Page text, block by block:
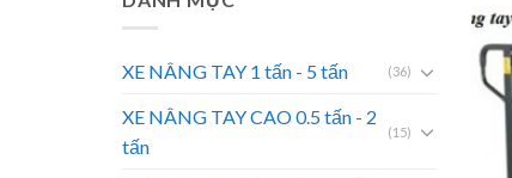
XE NÂNG TAY 1 tấn - 5 tấn (36)
XE NÂNG TAY CAO 0.5 tấn - 2
tấn
(15)